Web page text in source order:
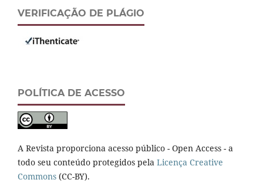
VERIFICAÇÃO DE PLÁGIO
POLÍTICA DE ACESSO
A Revista proporciona acesso público - Open Access - a
todo seu conteúdo protegidos pela Licença Creative
Commons (CC-BY).